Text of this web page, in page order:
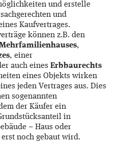
und erstelle
und
Kaufvertrages.
können z.B. den
,
, einer
auch eines Erbbaurechts
eines Objekts wirken
jeden Vertrages aus. Dies
sogenannten
der Käufer ein
in
– Haus oder
noch gebaut wird.